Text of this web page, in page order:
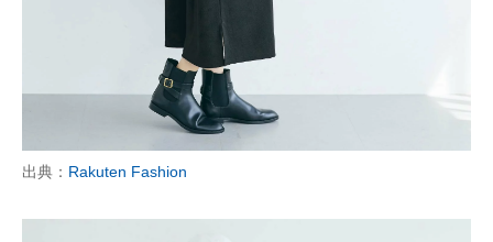
出典： Rakuten Fashion